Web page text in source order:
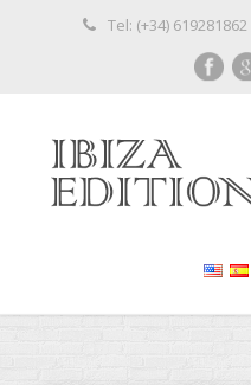
Tel: (+34) 619281862